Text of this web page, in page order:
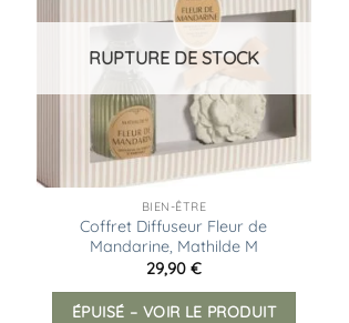
d’envies
RUPTURE DE STOCK
BIEN-ÊTRE
Coffret Diffuseur Fleur de
Mandarine, Mathilde M
29,90 €
ÉPUISÉ – VOIR LE PRODUIT